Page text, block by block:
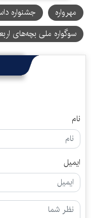
مهرواره جشنواره
سوگواره ملی بچه‌های
نام
ایمیل